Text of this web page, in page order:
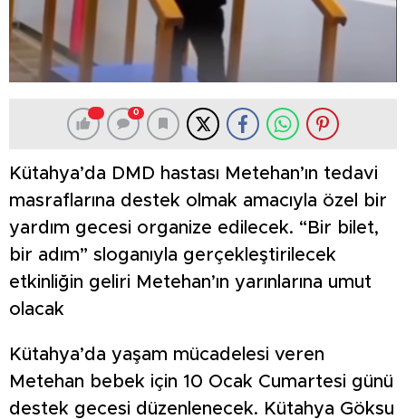
0
Kütahya’da DMD hastası Metehan’ın tedavi
masraflarına destek olmak amacıyla özel bir
yardım gecesi organize edilecek. “Bir bilet,
bir adım” sloganıyla gerçekleştirilecek
etkinliğin geliri Metehan’ın yarınlarına umut
olacak
Kütahya’da yaşam mücadelesi veren
Metehan bebek için 10 Ocak Cumartesi günü
destek gecesi düzenlenecek. Kütahya Göksu